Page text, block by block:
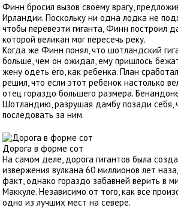
Финн бросил вызов своему врагу,
Ирландии. Поскольку ни одна лодка не
чтобы перевезти гиганта, Финн построил
которой великан мог пересечь реку.
Когда же Финн понял, что шотландский
больше, чем он ожидал, ему пришлось
жену одеть его, как ребенка. План
решил, что если этот ребенок настолько
отец гораздо большего размера.
Шотландию, разрушая дамбу позади себя,
последовать за ним.
Дорога в форме сот
На самом деле, дорога гигантов была
извержения вулкана 60 миллионов лет
факт, однако гораздо забавней верить в
Маккуле. Независимо от того, как все
одно из лучших мест на севере.